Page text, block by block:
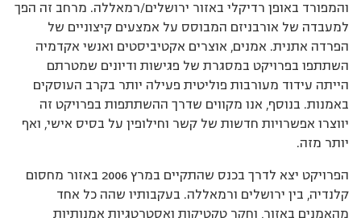
והמפורד באופן רדיקלי באזור ירושלים/רמאללה. מרחב זה הפך
למעבדה של אורבניזם המבוסס על אמצעים קיצוניים של
הפרדה אתנית. אמנים, אוצרים אקטיביסטים ואנשי אקדמיה
השתתפו בפרויקט במסגרת של פגישות ודיונים שמטרתם
הייתה עידוד מעורבות פוליטית פעילה יותר בקרב העוסקים
באמנות. בנוסף, אנו מקווים שדרך ההשתתפות בפרויקט זה
יווצרו אפשרויות חדשות של קשר וחילופין על בסיס אישי, ואף
יותר מזה.
הפרויקט יצא לדרך בכנס שהתקיים במרץ 2006 באזור מחסום
קלנדיה, בין ירושלים ורמאללה. בעקבותיו שהה כל אחד
מהאמנים באזור, וחקר טקטיקות ואסטרטגיות אמנותיות